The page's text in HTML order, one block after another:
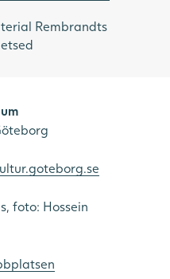
Rembrandts
foto: Hossein